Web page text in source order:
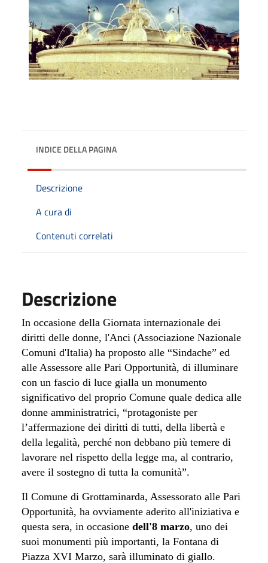
INDICE DELLA PAGINA
Descrizione
A cura di
Contenuti correlati
Descrizione
In occasione della Giornata internazionale dei
diritti delle donne, l'Anci (Associazione Nazionale
Comuni d'Italia) ha proposto alle “Sindache” ed
alle Assessore alle Pari Opportunità, di illuminare
con un fascio di luce gialla un monumento
significativo del proprio Comune quale dedica alle
donne amministratrici, “protagoniste per
l’affermazione dei diritti di tutti, della libertà e
della legalità, perché non debbano più temere di
lavorare nel rispetto della legge ma, al contrario,
avere il sostegno di tutta la comunità”.
Il Comune di Grottaminarda, Assessorato alle Pari
Opportunità, ha ovviamente aderito all'iniziativa e
questa sera, in occasione dell'8 marzo, uno dei
suoi monumenti più importanti, la Fontana di
Piazza XVI Marzo, sarà illuminato di giallo.